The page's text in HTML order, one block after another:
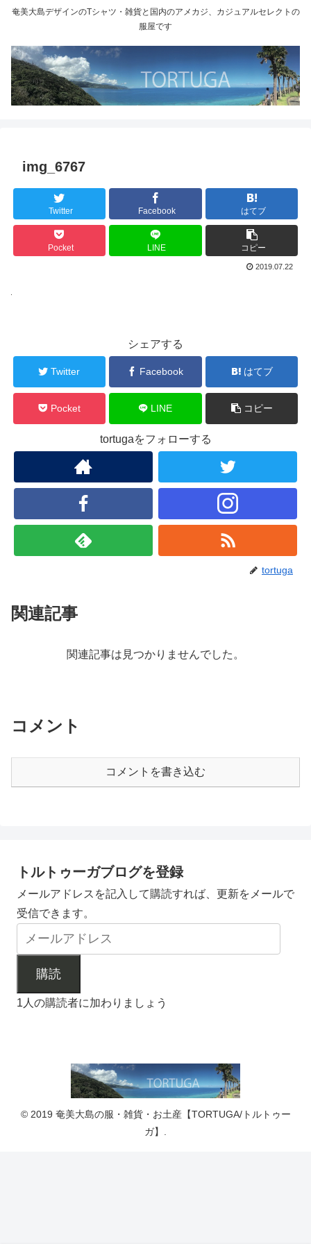
奄美大島デザインのTシャツ・雑貨と国内のアメカジ、カジュアルセレクトの
服屋です
img_6767
Twitter Facebook はてブ
Pocket LINE コピー
2019.07.22
シェアする
Twitter Facebook はてブ
Pocket LINE コピー
tortugaをフォローする
tortuga
関連記事
関連記事は見つかりませんでした。
コメント
コメントを書き込む
トルトゥーガブログを登録
メールアドレスを記入して購読すれば、更新をメールで
受信できます。
購読
1人の購読者に加わりましょう
© 2019 奄美大島の服・雑貨・お土産【TORTUGA/トルトゥー
ガ】.